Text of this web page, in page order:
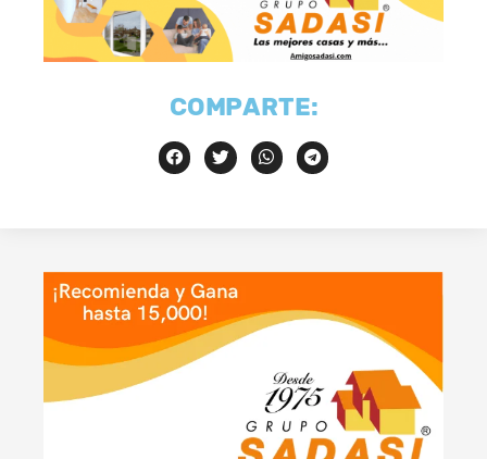
COMPARTE: